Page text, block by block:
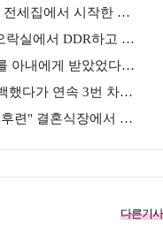
세집에서 시작한 연
락실에서 DDR하고 있
캐스팅했다는 연예인
아내에게 받았었다는
했다가 연속 3번 차였
한 배우
련" 결혼식장에서 이
다른기